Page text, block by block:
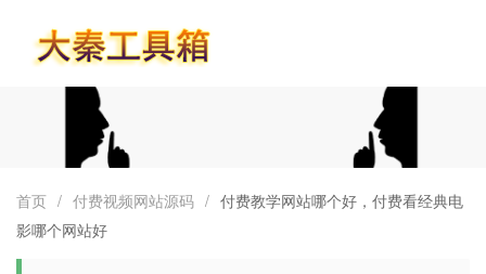
首页 / 付费视频网站源码 / 付费教学网站哪个好，付费看经典电
影哪个网站好